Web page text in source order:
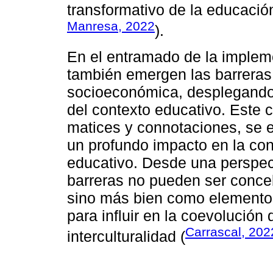
transformativo de la
Manresa, 2022).
En el entramado de la
también emergen las
socioeconómica,
del contexto educativo. Este
matices y connotaciones, se
un profundo impacto en la
educativo. Desde una
barreras no pueden ser
sino más bien como
para influir en la coevolución
interculturalidad (Carrascal,